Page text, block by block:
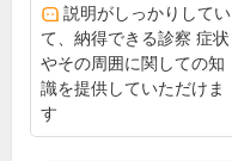
説明がしっかりしてい
て、納得できる診察 症状
やその周囲に関しての知
識を提供していただけま
す